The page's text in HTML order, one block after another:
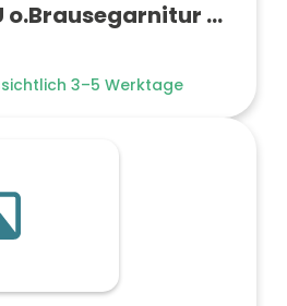
o.Brausegarnitur …
3–5 Werktage